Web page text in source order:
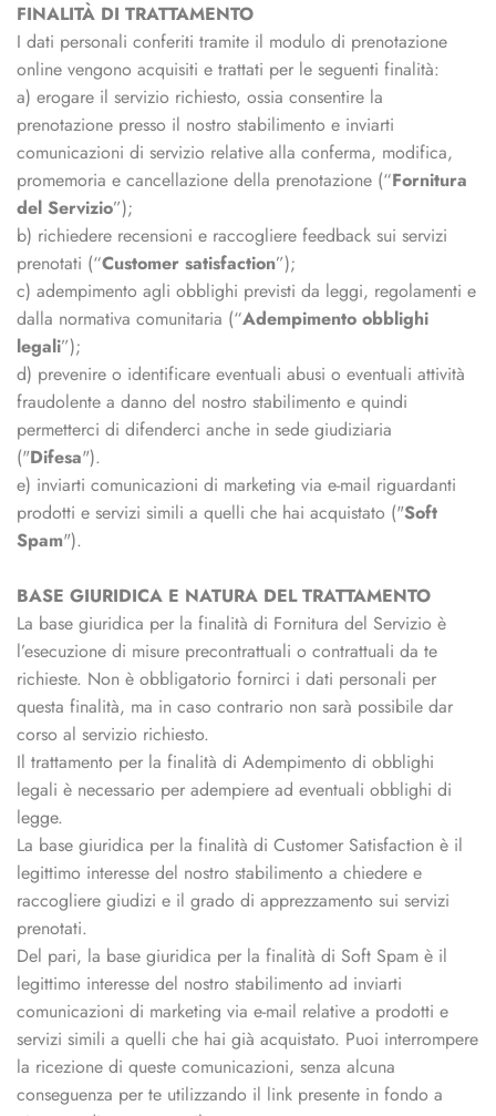
FINALITÀ DI TRATTAMENTO
I dati personali conferiti tramite il modulo di prenotazione
online vengono acquisiti e trattati per le seguenti finalità:
a) erogare il servizio richiesto, ossia consentire la
prenotazione presso il nostro stabilimento e inviarti
comunicazioni di servizio relative alla conferma, modifica,
promemoria e cancellazione della prenotazione (“Fornitura
del Servizio”);
b) richiedere recensioni e raccogliere feedback sui servizi
prenotati (“Customer satisfaction”);
c) adempimento agli obblighi previsti da leggi, regolamenti e
dalla normativa comunitaria (“Adempimento obblighi
legali”);
d) prevenire o identificare eventuali abusi o eventuali attività
fraudolente a danno del nostro stabilimento e quindi
permetterci di difenderci anche in sede giudiziaria
("Difesa").
e) inviarti comunicazioni di marketing via e-mail riguardanti
prodotti e servizi simili a quelli che hai acquistato ("Soft
Spam").
BASE GIURIDICA E NATURA DEL TRATTAMENTO
La base giuridica per la finalità di Fornitura del Servizio è
l’esecuzione di misure precontrattuali o contrattuali da te
richieste. Non è obbligatorio fornirci i dati personali per
questa finalità, ma in caso contrario non sarà possibile dar
corso al servizio richiesto.
Il trattamento per la finalità di Adempimento di obblighi
legali è necessario per adempiere ad eventuali obblighi di
legge.
La base giuridica per la finalità di Customer Satisfaction è il
legittimo interesse del nostro stabilimento a chiedere e
raccogliere giudizi e il grado di apprezzamento sui servizi
prenotati.
Del pari, la base giuridica per la finalità di Soft Spam è il
legittimo interesse del nostro stabilimento ad inviarti
comunicazioni di marketing via e-mail relative a prodotti e
servizi simili a quelli che hai già acquistato. Puoi interrompere
la ricezione di queste comunicazioni, senza alcuna
conseguenza per te utilizzando il link presente in fondo a